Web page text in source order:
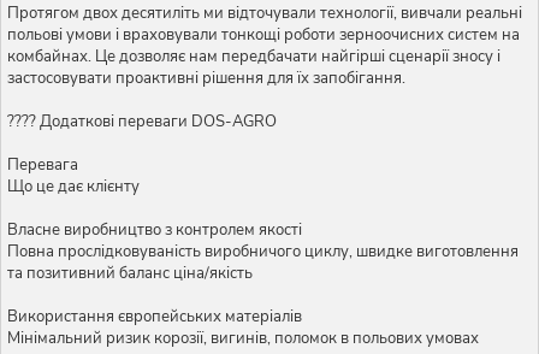
Протягом двох десятиліть ми відточували технології, вивчали реальні
польові умови і враховували тонкощі роботи зерноочисних систем на
комбайнах. Це дозволяє нам передбачати найгірші сценарії зносу і
застосовувати проактивні рішення для їх запобігання.
???? Додаткові переваги DOS-AGRO
Перевага
Що це дає клієнту
Власне виробництво з контролем якості
Повна прослідковуваність виробничого циклу, швидке виготовлення
та позитивний баланс ціна/якість
Використання європейських матеріалів
Мінімальний ризик корозії, вигинів, поломок в польових умовах